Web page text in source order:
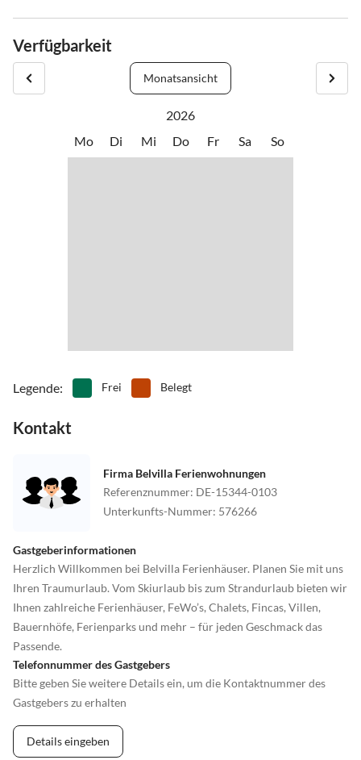
Verfügbarkeit
Monatsansicht
2026
Mo
Di Mi Do Fr Sa So
Legende: Frei Belegt
Kontakt
Firma Belvilla Ferienwohnungen
Referenznummer: DE-15344-0103
Unterkunfts-Nummer: 576266
Gastgeberinformationen
Herzlich Willkommen bei Belvilla Ferienhäuser. Planen Sie mit uns
Ihren Traumurlaub. Vom Skiurlaub bis zum Strandurlaub bieten wir
Ihnen zahlreiche Ferienhäuser, FeWo’s, Chalets, Fincas, Villen,
Bauernhöfe, Ferienparks und mehr – für jeden Geschmack das
Passende.
Telefonnummer des Gastgebers
Bitte geben Sie weitere Details ein, um die Kontaktnummer des
Gastgebers zu erhalten
Details eingeben